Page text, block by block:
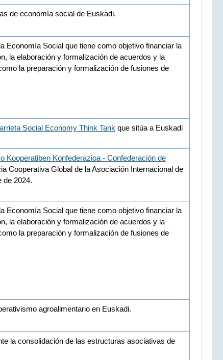
de economía social de Euskadi.
Economía Social que tiene como objetivo financiar la
la elaboración y formalización de acuerdos y la
la preparación y formalización de fusiones de
Social Economy Think Tank que sitúa a Euskadi
Kooperatiben Konfederazioa - Confederación de
Cooperativa Global de la Asociación Internacional de
de 2024.
Economía Social que tiene como objetivo financiar la
la elaboración y formalización de acuerdos y la
la preparación y formalización de fusiones de
agroalimentario en Euskadi.
la consolidación de las estructuras asociativas de